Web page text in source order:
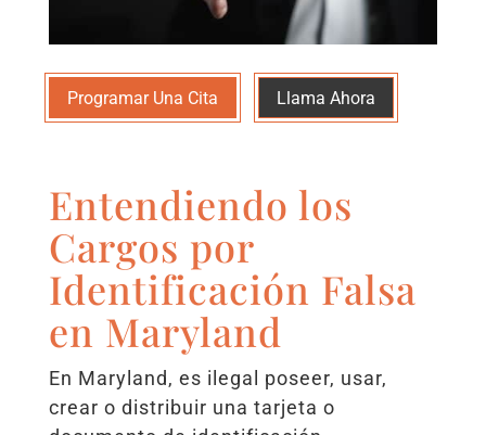
Programar Una Cita Llama Ahora
Entendiendo los
Cargos por
Identificación Falsa
en Maryland
En Maryland, es ilegal poseer, usar,
crear o distribuir una tarjeta o